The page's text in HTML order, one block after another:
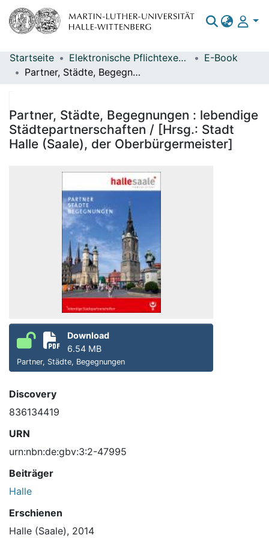
Bereiche & Sammlungen
Statistiken
Startseite Elektronische Pflichtexemplare
E-Book
Partner, Städte, Begegnungen : lebendige Städtepartnerschaften / [Hrsg.: Stadt Halle (Saale), der Oberbürgermeister]
Partner, Städte, Begegnungen : lebendige
Städtepartnerschaften / [Hrsg.: Stadt
Halle (Saale), der Oberbürgermeister]
Download
6.54 MB
Partner, Städte, Begegnungen
Discovery
836134419
URN
urn:nbn:de:gbv:3:2-47995
Beiträger
Halle
Erschienen
Halle (Saale), 2014